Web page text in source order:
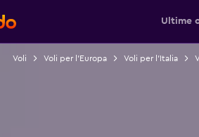
Ultime
Voli Voli per l'Europa Voli per l'Italia